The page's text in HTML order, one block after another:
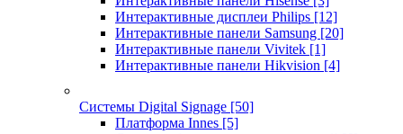
Интерактивные дисплеи Philips [12]
Интерактивные панели Samsung [20]
Интерактивные панели Vivitek [1]
Интерактивные панели Hikvision [4]
Системы Digital Signage [50]
Платформа Innes [5]